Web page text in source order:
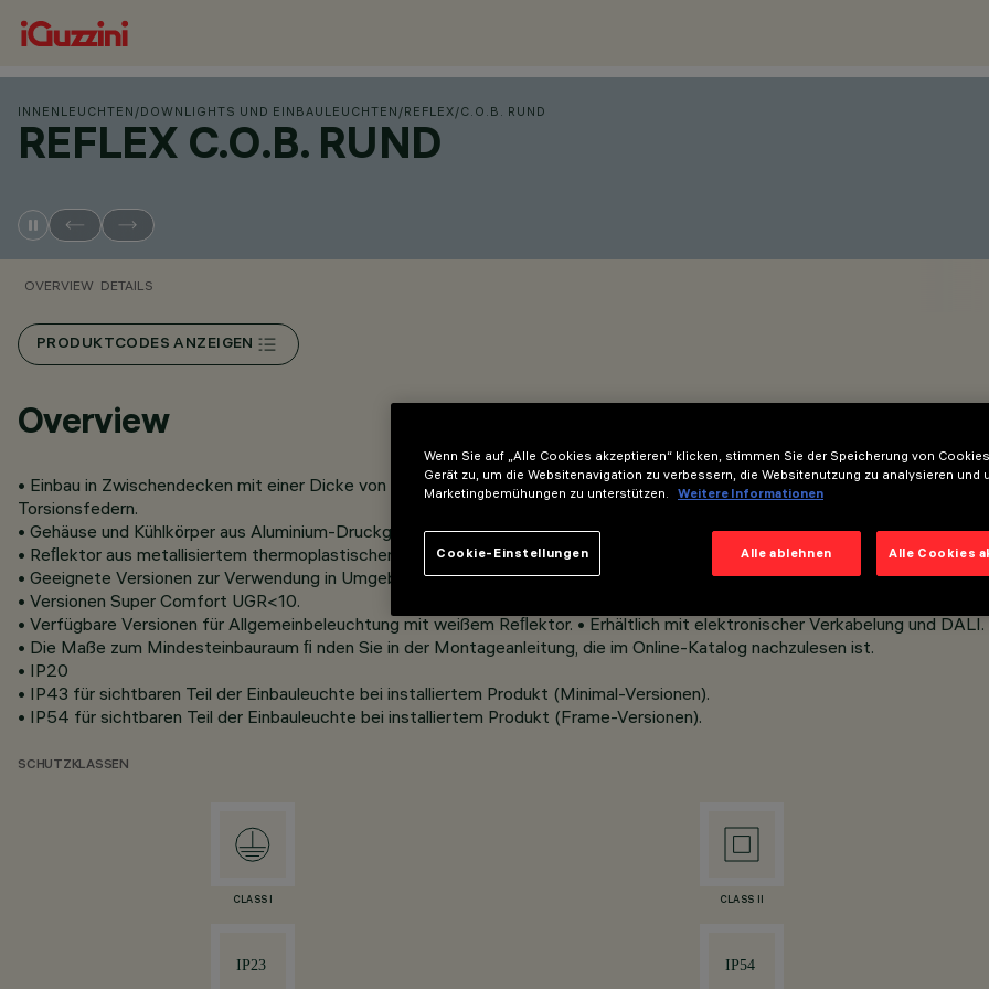
INNENLEUCHTEN /DOWNLIGHTS UND EINBAULEUCHTEN /REFLEX/C.O.B. RUND
REFLEX C.O.B. RUND
OVERVIEW DETAILS
PRODUKTCODES ANZEIGEN
Overview
• Einbau in Zwischendecken mit einer Dicke von 12,5 mm bei den Minimal-Versionen (ohne Einfassung) oder von 1 bis 25
Torsionsfedern.
• Gehäuse und Kühlkörper aus Aluminium-Druckguss und stranggepresstem Aluminium.
• Reﬂektor aus metallisiertem thermoplastischen Material mit Kratzschutz sowie hoher Lichtausbeute und hohem
• Geeignete Versionen zur Verwendung in Umgebungen mit Bildschirmarbeitsplätzen UGR<19,
• Versionen Super Comfort UGR<10.
• Verfügbare Versionen für Allgemeinbeleuchtung mit weißem Reﬂektor. • Erhältlich mit elektronischer Verkabelung und DALI.
• Die Maße zum Mindesteinbauraum ﬁ nden Sie in der Montageanleitung, die im Online-Katalog nachzulesen ist.
• IP20
• IP43 für sichtbaren Teil der Einbauleuchte bei installiertem Produkt (Minimal-Versionen).
• IP54 für sichtbaren Teil der Einbauleuchte bei installiertem Produkt (Frame-Versionen).
SCHUTZKLASSEN
CLASS I CLASS II
Wenn Sie auf „Alle Cookies akzeptieren“ klicken, stimmen Sie der Speicherung von
Gerät zu, um die Websitenavigation zu verbessern, die Websitenutzung zu analysieren und
Marketingbemühungen zu unterstützen.
Weitere Informationen
Alle ablehnen Alle Cookies
Cookie-Einstellungen